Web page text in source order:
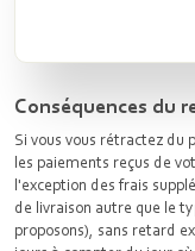
Conséquences du
Si vous vous rétractez du
les paiements reçus de
l'exception des frais
de livraison autre que le
proposons), sans retard